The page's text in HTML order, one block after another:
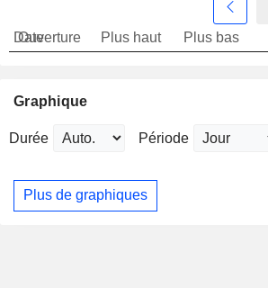
Date
Ouverture Plus haut Plus bas
Graphique
Durée Période
Plus de graphiques